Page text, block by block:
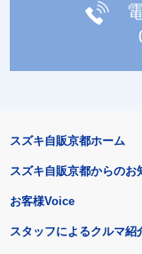
スズキ自販京都ホーム
スズキ自販京都からのお
お客様Voice
スタッフによるクルマ紹